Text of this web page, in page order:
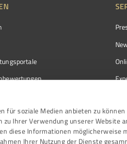
für soziale Medien anbieten zu können
Ihrer Verwendung unserer Website
diese Informationen möglicherweise
Ihrer Nutzung der Dienste